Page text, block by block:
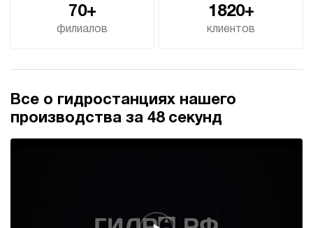
70+
филиалов
1820+
клиентов
Все о гидростанциях нашего
производства за 48 секунд